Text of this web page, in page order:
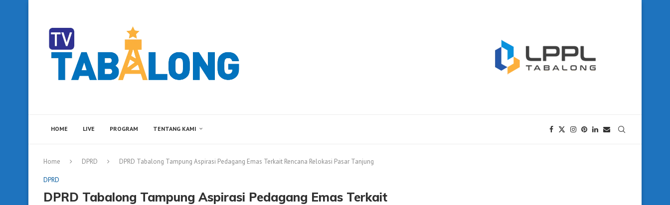
HOME LIVE PROGRAM TENTANG KAMI
Home DPRD DPRD Tabalong Tampung Aspirasi Pedagang Emas Terkait Rencana Relokasi Pasar Tanjung
DPRD
DPRD Tabalong Tampung Aspirasi Pedagang Emas Terkait